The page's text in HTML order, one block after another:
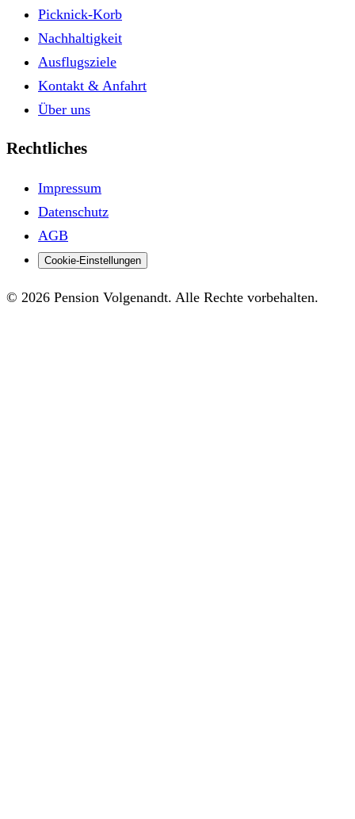
Picknick-Korb
Nachhaltigkeit
Ausflugsziele
Kontakt & Anfahrt
Über uns
Rechtliches
Impressum
Datenschutz
AGB
Cookie-Einstellungen
© 2026 Pension Volgenandt. Alle Rechte vorbehalten.